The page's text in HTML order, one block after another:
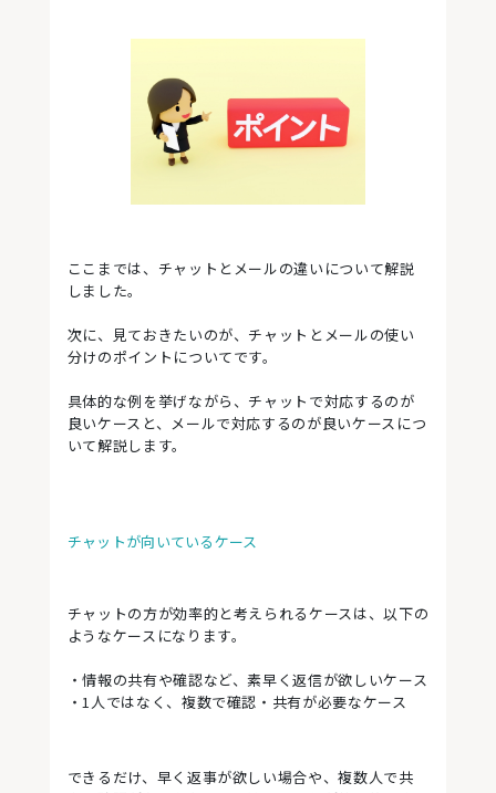
ここまでは、チャットとメールの違いについて解説
しました。
次に、見ておきたいのが、チャットとメールの使い
分けのポイントについてです。
具体的な例を挙げながら、チャットで対応するのが
良いケースと、メールで対応するのが良いケースにつ
いて解説します。
チャットが向いているケース
チャットの方が効率的と考えられるケースは、以下の
ようなケースになります。
・情報の共有や確認など、素早く返信が欲しいケース
・1人ではなく、複数で確認・共有が必要なケース
できるだけ、早く返事が欲しい場合や、複数人で共